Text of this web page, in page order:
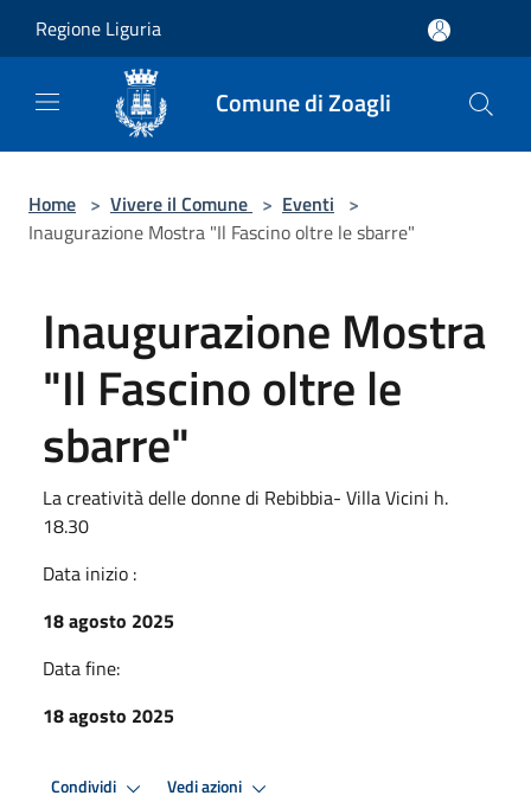
Regione Liguria
Comune di Zoagli
Home > Vivere il Comune > Eventi >
Inaugurazione Mostra "Il Fascino oltre le sbarre"
Inaugurazione Mostra
"Il Fascino oltre le
sbarre"
La creatività delle donne di Rebibbia- Villa Vicini h.
18.30
Data inizio :
18 agosto 2025
Data fine:
18 agosto 2025
Condividi Vedi azioni